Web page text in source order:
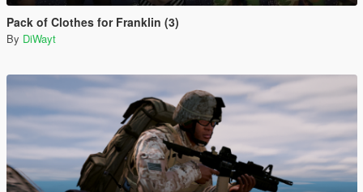
Pack of Clothes for Franklin (3)
By DiWayt